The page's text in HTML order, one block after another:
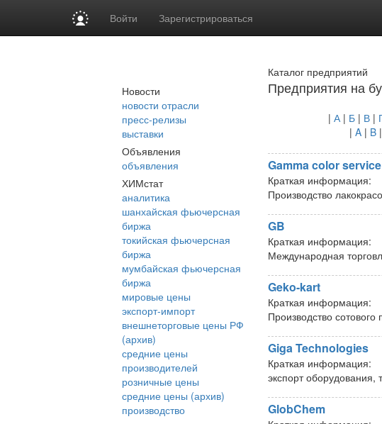
Войти Зарегистрироваться
Новости
новости отрасли
пресс-релизы
выставки
Объявления
объявления
ХИМстат
аналитика
шанхайская фьючерсная
биржа
токийская фьючерсная
биржа
мумбайская фьючерсная
биржа
мировые цены
экспорт-импорт
внешнеторговые цены РФ
(архив)
средние цены
производителей
розничные цены
средние цены (архив)
производство
Каталог предприятий
Предприятия на
| А| Б | В |
| A| B|
Gamma color service
Краткая информация:
Производство
GB
Краткая информация:
Международная
Geko-kart
Краткая информация:
Производство
Giga Technologies
Краткая информация:
экспорт
GlobChem